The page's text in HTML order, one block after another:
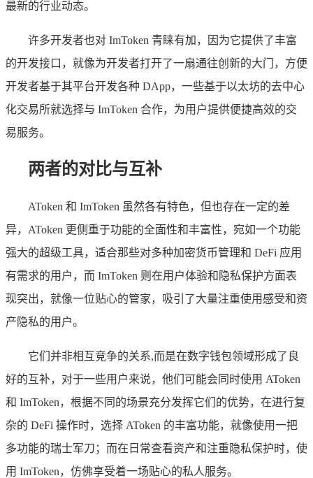
最新的行业动态。
许多开发者也对 ImToken 青睐有加，因为它提供了丰富
的开发接口，就像为开发者打开了一扇通往创新的大门，方便
开发者基于其平台开发各种 DApp，一些基于以太坊的去中心
化交易所就选择与 ImToken 合作，为用户提供便捷高效的交
易服务。
两者的对比与互补
AToken 和 ImToken 虽然各有特色，但也存在一定的差
异，AToken 更侧重于功能的全面性和丰富性，宛如一个功能
强大的超级工具，适合那些对多种加密货币管理和 DeFi 应用
有需求的用户，而 ImToken 则在用户体验和隐私保护方面表
现突出，就像一位贴心的管家，吸引了大量注重使用感受和资
产隐私的用户。
它们并非相互竞争的关系,而是在数字钱包领域形成了良
好的互补，对于一些用户来说，他们可能会同时使用 AToken
和 ImToken，根据不同的场景充分发挥它们的优势，在进行复
杂的 DeFi 操作时，选择 AToken 的丰富功能，就像使用一把
多功能的瑞士军刀；而在日常查看资产和注重隐私保护时，使
用 ImToken，仿佛享受着一场贴心的私人服务。